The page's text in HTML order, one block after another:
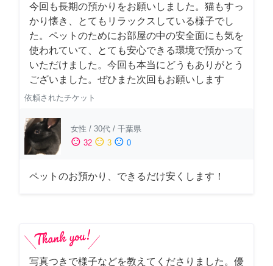
今回も長期の預かりをお願いしました。猫もすっ
かり懐き、とてもリラックスしている様子でし
た。ペットのためにお部屋の中の安全面にも気を
使われていて、とても安心できる環境で預かって
いただけました。今回も本当にどうもありがとう
ございました。ぜひまた次回もお願いします
依頼されたチケット
女性 / 30代 / 千葉県
sentiment_satisfied 32 sentiment_neutral 3 sentiment_dissatisfied 0
ペットのお預かり、できるだけ安くします！
写真つきで様子などを教えてくださりました。優